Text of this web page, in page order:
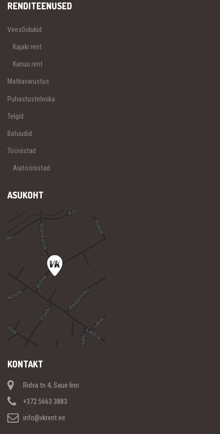
RENDITEENUSED
Veesõidukid
Kajaki rent
Kanuu rent
Matkavarustus
Puhastustehnika
Telgid
Batuudid
Tööriistad
Aiatööriistad
ASUKOHT
KONTAKT
Ridva tn 4, Saue linn
+372 5663 3883
info@vkrent.ee